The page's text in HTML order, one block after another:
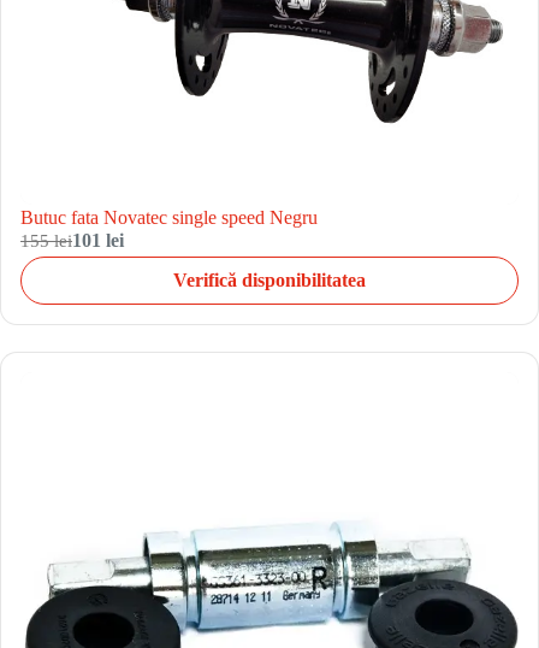
Butuc fata Novatec single speed Negru
155 lei101 lei
Verifică disponibilitatea